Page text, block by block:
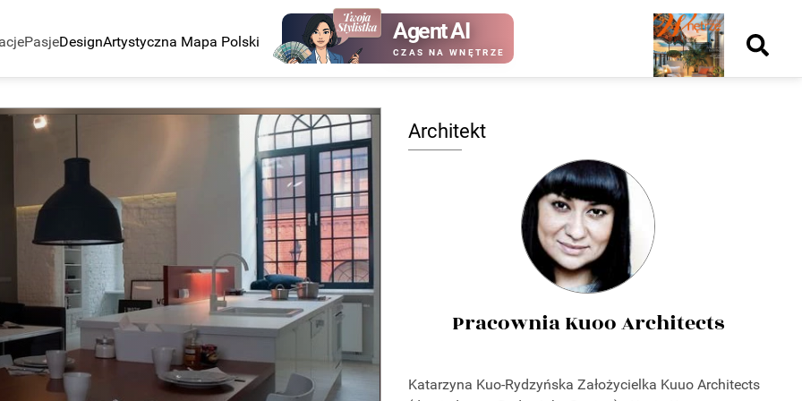
PasjeDesignArtystyczna Mapa Polski Agent AI
CZAS NA WNĘTRZE
Nowy
numer
kup ten
numer
Wydanie papierowe
Architekt
Pracownia Kuoo Architects
Katarzyna Kuo-Rydzyńska Założycielka Kuuo Architects